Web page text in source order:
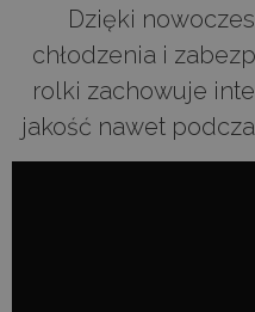
Dzięki
chłodzenia i
rolki zachowuje
jakość nawet